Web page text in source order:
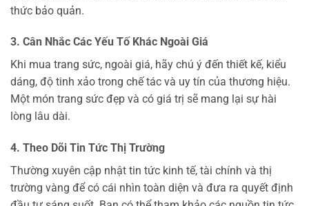
thức bảo quản.
3. Cân Nhắc Các Yếu Tố Khác Ngoài Giá
Khi mua trang sức, ngoài giá, hãy chú ý đến thiết kế, kiểu
dáng, độ tinh xảo trong chế tác và uy tín của thương hiệu.
Một món trang sức đẹp và có giá trị sẽ mang lại sự hài
lòng lâu dài.
4. Theo Dõi Tin Tức Thị Trường
Thường xuyên cập nhật tin tức kinh tế, tài chính và thị
trường vàng để có cái nhìn toàn diện và đưa ra quyết định